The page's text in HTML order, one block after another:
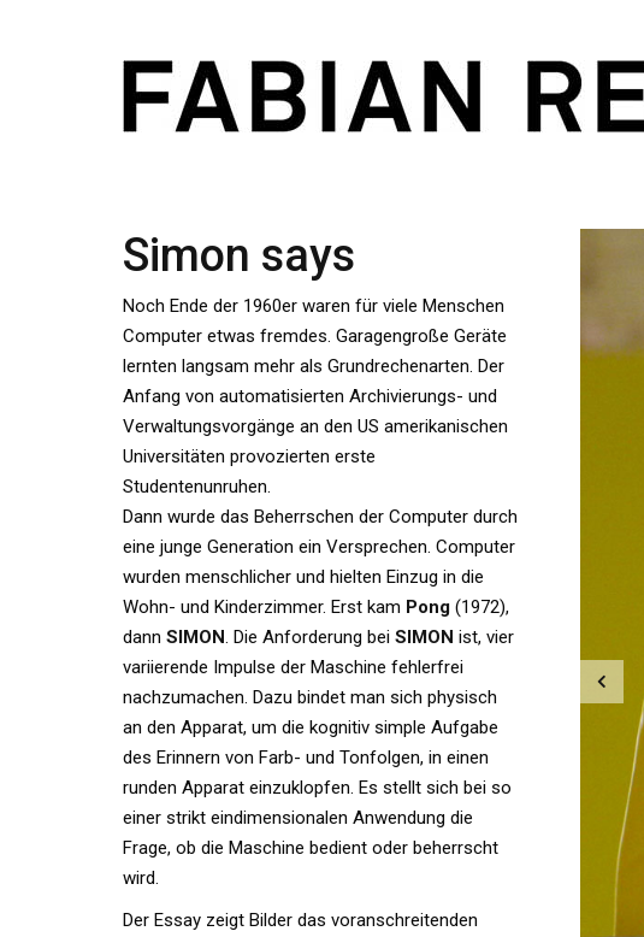
Simon says
Noch Ende der 1960er waren für viele Menschen
Computer etwas fremdes. Garagengroße Geräte
lernten langsam mehr als Grundrechenarten. Der
Anfang von automatisierten Archivierungs- und
Verwaltungsvorgänge an den US amerikanischen
Universitäten provozierten erste
Studentenunruhen.
Dann wurde das Beherrschen der Computer durch
eine junge Generation ein Versprechen. Computer
wurden menschlicher und hielten Einzug in die
Wohn- und Kinderzimmer. Erst kam Pong (1972),
dann SIMON. Die Anforderung bei SIMON ist, vier
variierende Impulse der Maschine fehlerfrei
nachzumachen. Dazu bindet man sich physisch
an den Apparat, um die kognitiv simple Aufgabe
des Erinnern von Farb- und Tonfolgen, in einen
runden Apparat einzuklopfen. Es stellt sich bei so
einer strikt eindimensionalen Anwendung die
Frage, ob die Maschine bedient oder beherrscht
wird.
Der Essay zeigt Bilder das voranschreitenden